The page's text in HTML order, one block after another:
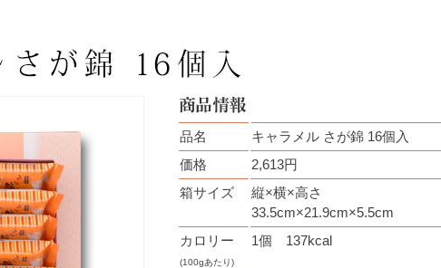
品名
キャラメル さが錦 16個入
価格
2,613円
箱サイズ
縦×横×高さ
33.5cm×21.9cm×5.5cm
カロリー
(100gあたり)
1個 137kcal